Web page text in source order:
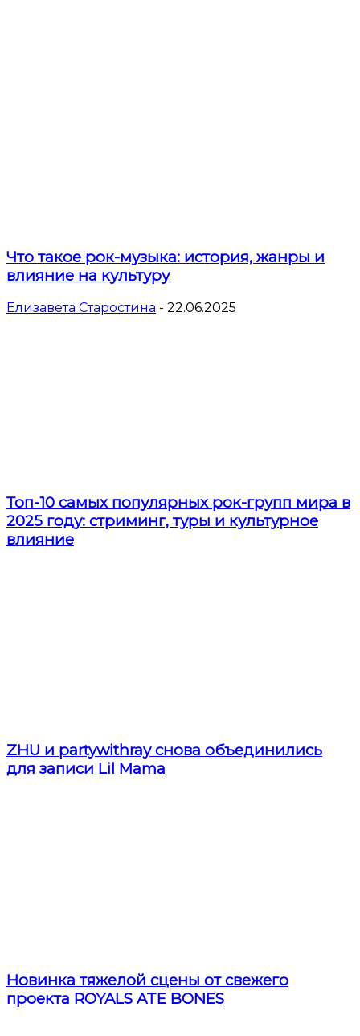
Что такое рок-музыка: история, жанры и
влияние на культуру
Елизавета Старостина - 22.06.2025
Топ-10 самых популярных рок-групп мира в
2025 году: стриминг, туры и культурное
влияние
ZHU и partywithray снова объединились
для записи Lil Mama
Новинка тяжелой сцены от свежего
проекта ROYALS ATE BONES